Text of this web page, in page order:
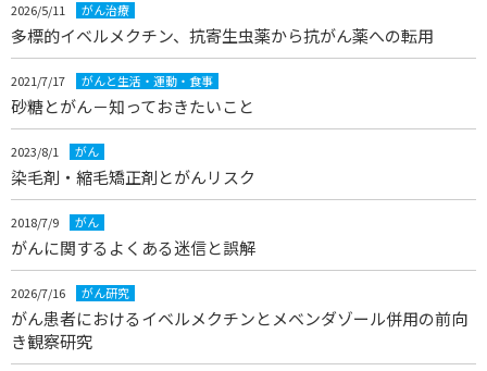
2026/5/11 がん治療
多標的イベルメクチン、抗寄生虫薬から抗がん薬への転用
2021/7/17 がんと生活・運動・食事
砂糖とがん－知っておきたいこと
2023/8/1 がん
染毛剤・縮毛矯正剤とがんリスク
2018/7/9 がん
がんに関するよくある迷信と誤解
2026/7/16 がん研究
がん患者におけるイベルメクチンとメベンダゾール併用の前向
き観察研究